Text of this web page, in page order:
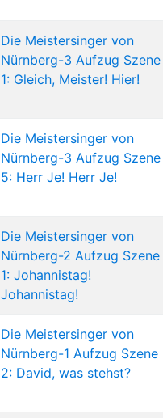
Die Meistersinger von
Nürnberg-3 Aufzug Szene
1: Gleich, Meister! Hier!
Die Meistersinger von
Nürnberg-3 Aufzug Szene
5: Herr Je! Herr Je!
Die Meistersinger von
Nürnberg-2 Aufzug Szene
1: Johannistag!
Johannistag!
Die Meistersinger von
Nürnberg-1 Aufzug Szene
2: David, was stehst?